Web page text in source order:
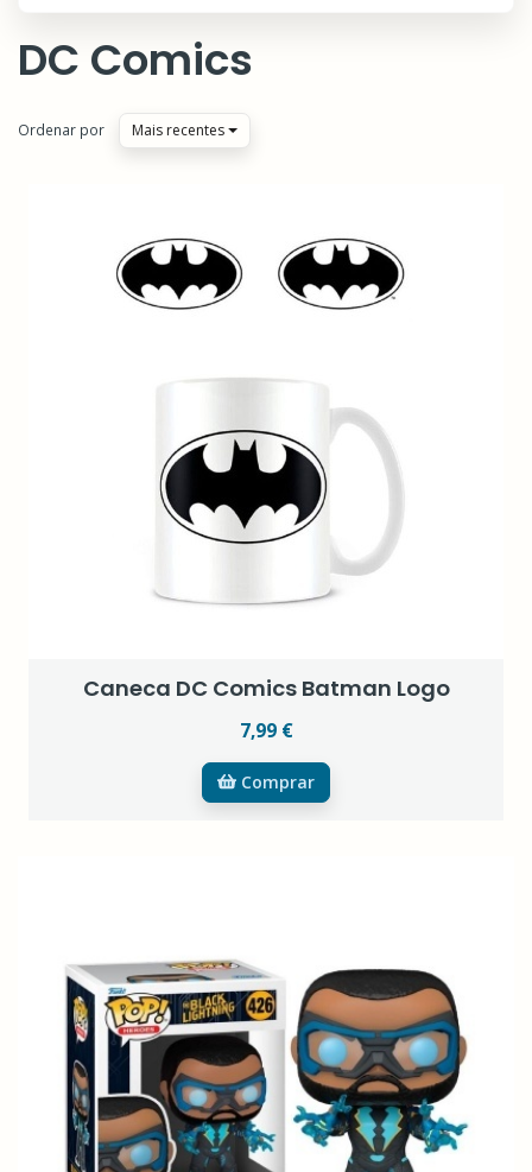
DC Comics
Ordenar por Mais recentes
Caneca DC Comics Batman Logo
7,99 €
Comprar